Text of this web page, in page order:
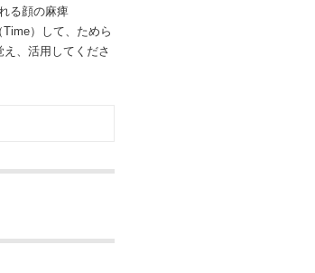
る顔の麻痺
）して、ためら
、活用してくださ